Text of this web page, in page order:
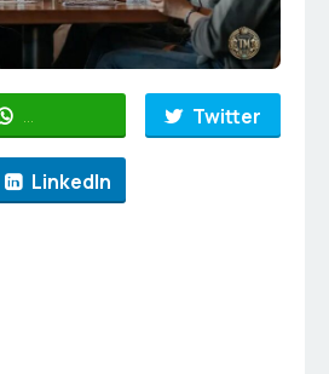
WhatsApp Twitter
LinkedIn